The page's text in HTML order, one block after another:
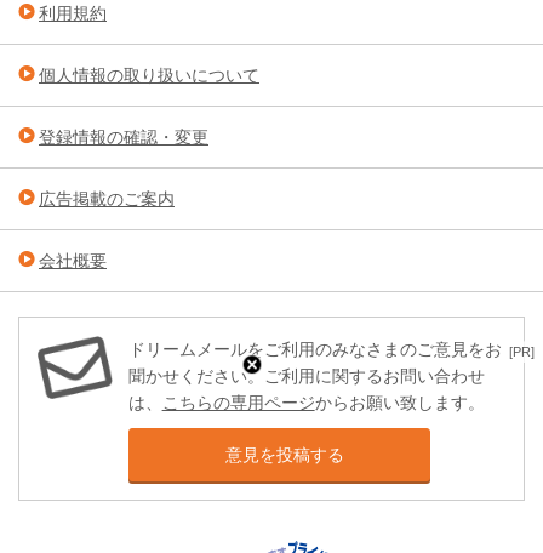
[PR]
利用規約
個人情報の取り扱いについて
登録情報の確認・変更
広告掲載のご案内
会社概要
ドリームメールをご利用のみなさまのご意見をお
聞かせください。ご利用に関するお問い合わせ
は、 こちらの専用ページからお願い致します。
意見を投稿する